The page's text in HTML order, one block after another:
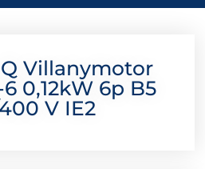
Villanymotor
6 0,12kW 6p B5
V IE2